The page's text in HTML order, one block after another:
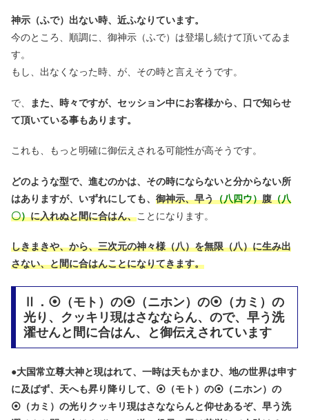
神示（ふで）出ない時、近ふなりています。
今のところ、順調に、御神示（ふで）は登場し続けて頂いてゐま
す。
もし、出なくなった時、が、その時と言えそうです。
で、
また、時々ですが、セッション中にお客様から、口で知らせ
て頂いている事もあります。
これも、もっと明確に御伝えされる可能性が高そうです。
どのような型で、進むのかは、その時にならないと分からない所
はありますが、いずれにしても、 御神示、早う（八四ウ）腹（八
〇）に入れぬと間に合はん、ことになります。
しきまきや、から、三次元の神々様（八）を無限（八）に生み出
さない、と間に合はんことになりてきます。
Ⅱ．⦿（モト）の⦿（ニホン）の⦿（カミ）の
光り、クッキリ現はさなならん、ので、早う洗
濯せんと間に合はん、と御伝えされています
●大国常立尊大神と現はれて、一時は天もかまひ、地の世界は申す
に及ばず、天へも昇り降りして、⦿（モト）の⦿（ニホン）の
⦿（カミ）の光りクッキリ現はさなならんと仰せあるぞ、早う洗